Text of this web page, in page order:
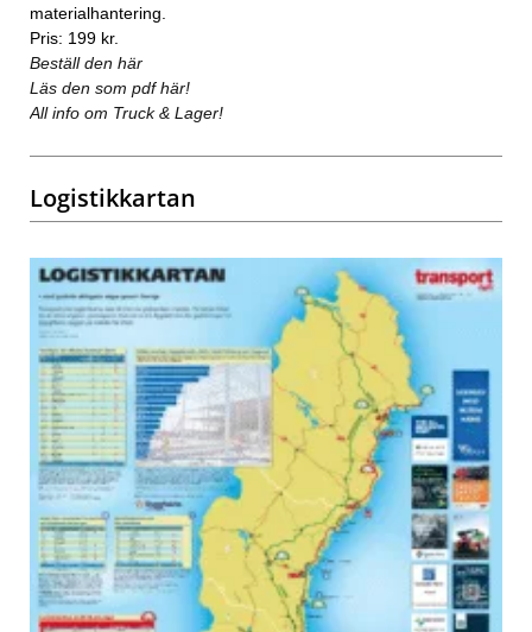
materialhantering.
Pris: 199 kr.
Beställ den här
Läs den som pdf här!
All info om Truck & Lager!
Logistikkartan